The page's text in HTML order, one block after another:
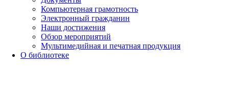
Компьютерная грамотность
Электронный гражданин
Наши достижения
Обзор мероприятий
Мультимедийная и печатная продукция
О библиотеке